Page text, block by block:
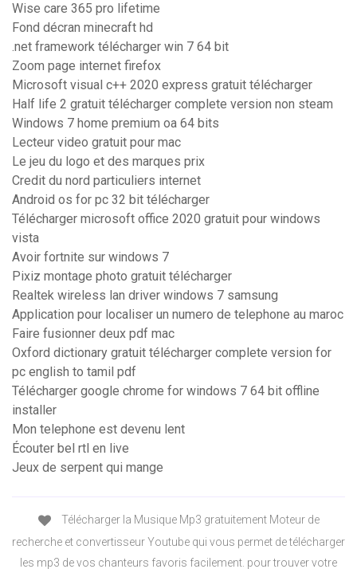
Wise care 365 pro lifetime
Fond décran minecraft hd
.net framework télécharger win 7 64 bit
Zoom page internet firefox
Microsoft visual c++ 2020 express gratuit télécharger
Half life 2 gratuit télécharger complete version non steam
Windows 7 home premium oa 64 bits
Lecteur video gratuit pour mac
Le jeu du logo et des marques prix
Credit du nord particuliers internet
Android os for pc 32 bit télécharger
Télécharger microsoft office 2020 gratuit pour windows
vista
Avoir fortnite sur windows 7
Pixiz montage photo gratuit télécharger
Realtek wireless lan driver windows 7 samsung
Application pour localiser un numero de telephone au maroc
Faire fusionner deux pdf mac
Oxford dictionary gratuit télécharger complete version for
pc english to tamil pdf
Télécharger google chrome for windows 7 64 bit offline
installer
Mon telephone est devenu lent
Écouter bel rtl en live
Jeux de serpent qui mange
Télécharger la Musique Mp3 gratuitement Moteur de
recherche et convertisseur Youtube qui vous permet de télécharger
les mp3 de vos chanteurs favoris facilement. pour trouver votre